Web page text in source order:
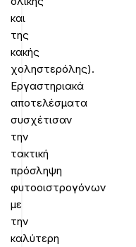
και
της
κακής
χοληστερόλης).
Εργαστηριακά
αποτελέσματα
συσχέτισαν
την
τακτική
πρόσληψη
φυτοοιστρογόνων
με
την
καλύτερη